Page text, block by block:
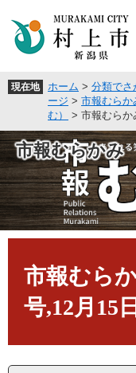
頭
。
飛
て
本
文
へ
現在地 ホーム > 分類でさ
ージ > 市報むらか
む）
> 市報むらか
市報むらかみ
市報むら
号,12月15